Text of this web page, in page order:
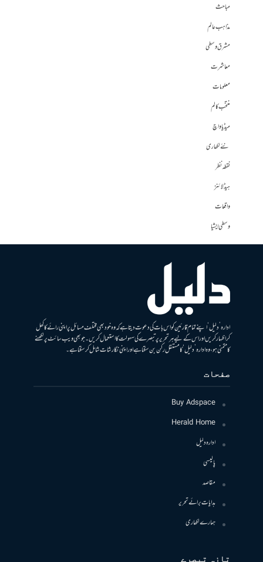
مباحث
مذاہب عالم
مشرق وسطی
معاشرت
معلومات
منتخب کالم
میڈیا واچ
نئے لکھاری
نقطہ نظر
ہیڈلائنز
واقعات
وسطی ایشیا
ادارہ ’دلیل‘ اپنے تمام قارئین کو اس بات کی دعوت دیتا ہے کہ وہ خود بھی مختلف مسائل پر اپنی رائے کا کھل
کر اظہار کریں اور اس کے لیے ہر تحریر پر تبصرے کی سہولت کا استعمال کریں۔ جو بھی ویب سائٹ پر لکھنے
کا متمنی ہو، وہ ادارہ ’دلیل‘ کا مستقل رکن بن سکتا ہے اور اپنی نگارشات شامل کرسکتا ہے۔
صفحات
Buy Adspace
Herald Home
ادارہ دلیل
پالیسی
مقاصد
ہدایات برائے تحریر
ہمارے لکھاری
تازہ تبصرے